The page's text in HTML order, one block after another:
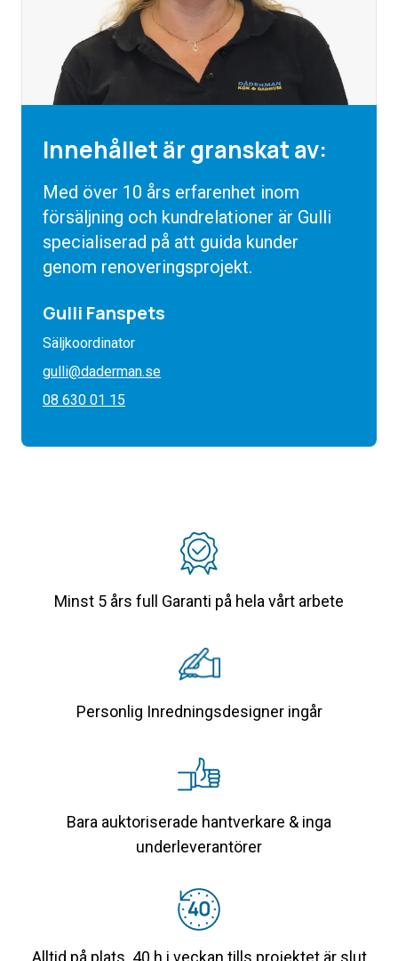
Innehållet är granskat av:
Med över 10 års erfarenhet inom
försäljning och kundrelationer är Gulli
specialiserad på att guida kunder
genom renoveringsprojekt.
Gulli Fanspets
Säljkoordinator
gulli@daderman.se
08 630 01 15
Minst 5 års full Garanti på hela vårt arbete
Personlig Inredningsdesigner ingår
Bara auktoriserade hantverkare & inga
underleverantörer